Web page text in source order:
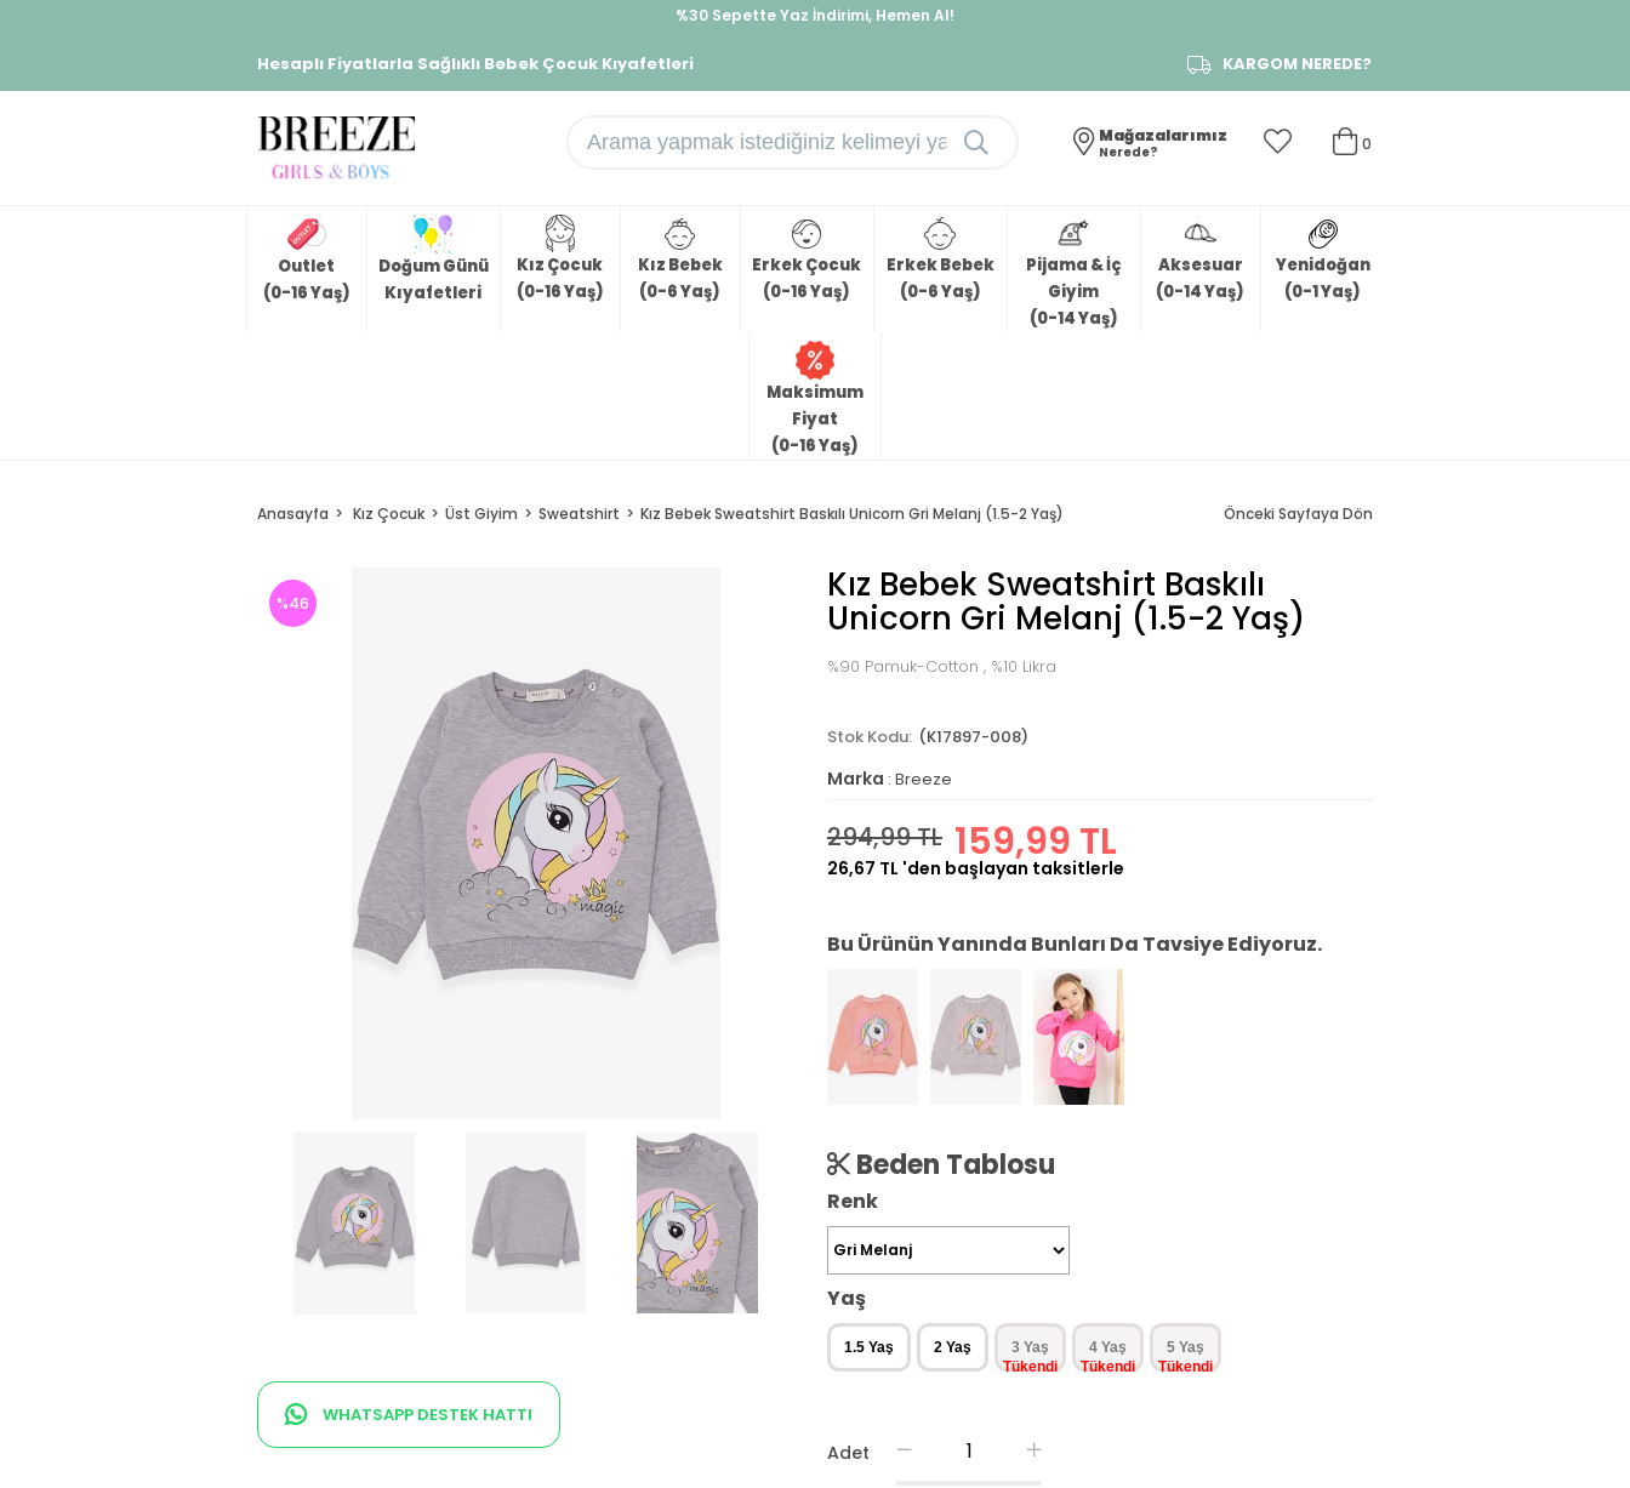
%30 Sepette Yaz İndirimi, Hemen Al!
Hesaplı Fiyatlarla Sağlıklı Bebek Çocuk Kıyafetleri KARGOM NEREDE?
0
Mağazalarımız
Nerede?
Outlet
(0-16 Yaş)
Doğum Günü
Kıyafetleri
Kız Çocuk
(0-16 Yaş)
Kız Bebek
(0-6 Yaş)
Erkek Çocuk
(0-16 Yaş)
Erkek Bebek
(0-6 Yaş)
Pijama & İç
Giyim
(0-14 Yaş)
Aksesuar
(0-14 Yaş)
Yenidoğan
(0-1 Yaş)
Maksimum
Fiyat
(0-16 Yaş)
Anasayfa Kız Çocuk Üst Giyim Sweatshirt Kız Bebek Sweatshirt Baskılı Unicorn Gri Melanj (1.5-2 Yaş) Önceki Sayfaya Dön
%46
WHATSAPP DESTEK HATTI
Kız Bebek Sweatshirt Baskılı
Unicorn Gri Melanj (1.5-2 Yaş)
%90 Pamuk-Cotton , %10 Likra
(K17897-008)
Marka : Breeze
294,99 TL 159,99 TL
26,67 TL 'den başlayan taksitlerle
Bu Ürünün Yanında Bunları Da Tavsiye Ediyoruz.
Beden Tablosu
Renk
Yaş
1.5 Yaş 2 Yaş 3 Yaş 4 Yaş 5 Yaş
Adet